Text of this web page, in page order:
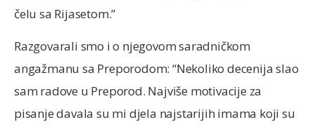
čelu sa Rijasetom.”
Razgovarali smo i o njegovom saradničkom
angažmanu sa Preporodom: “Nekoliko decenija slao
sam radove u Preporod. Najviše motivacije za
pisanje davala su mi djela najstarijih imama koji su